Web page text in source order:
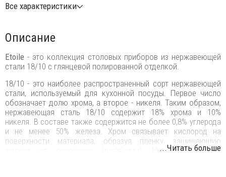
Все характеристики
Описание
Etoile - это коллекция столовых приборов из нержавеющей
стали 18/10 с глянцевой полированной отделкой.
18/10 - это наиболее распространенный сорт нержавеющей
стали, используемый для кухонной посуды. Первое число
обозначает долю хрома, а второе - никеля. Таким образом,
нержавеющая сталь 18/10 содержит 18% хрома и 10%
никеля. В составе также содержится не более 0,8% углерода
и не менее 50% железа. Хром связывает кислород на
поверхности материала, образуя пленку, защищающую
железо от окисления (ржавчины). Никель повышает
...Читать больше